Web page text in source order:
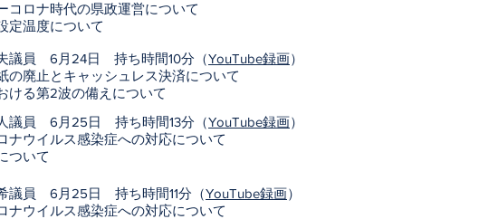
コロナ時代の県政運営について
定温度について
議員 6月24日 持ち時間10分（YouTube録画）
の廃止とキャッシュレス決済について
ける第2波の備えについて
議員 6月25日 持ち時間13分（YouTube録画）
ナウイルス感染症への対応について
ついて
議員 6月25日 持ち時間11分（YouTube録画）
ナウイルス感染症への対応について